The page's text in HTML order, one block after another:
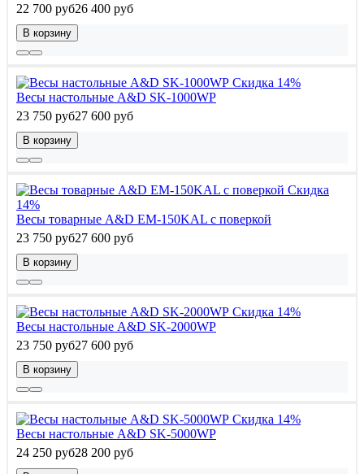
22 700 руб26 400 руб
В корзину
Скидка 14%
Весы настольные A&D SK-1000WP
23 750 руб27 600 руб
В корзину
Скидка
14%
Весы товарные A&D EM-150KAL с поверкой
23 750 руб27 600 руб
В корзину
Скидка 14%
Весы настольные A&D SK-2000WP
23 750 руб27 600 руб
В корзину
Скидка 14%
Весы настольные A&D SK-5000WP
24 250 руб28 200 руб